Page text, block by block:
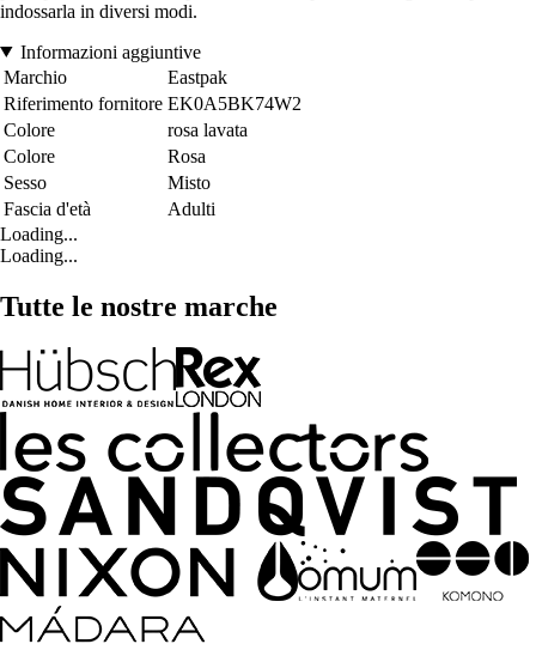
indossarla in diversi modi.
Informazioni aggiuntive
Marchio
Eastpak
Riferimento fornitore EK0A5BK74W2
Colore
rosa lavata
Colore
Rosa
Sesso
Misto
Fascia d'età
Adulti
Loading...
Loading...
Tutte le nostre marche